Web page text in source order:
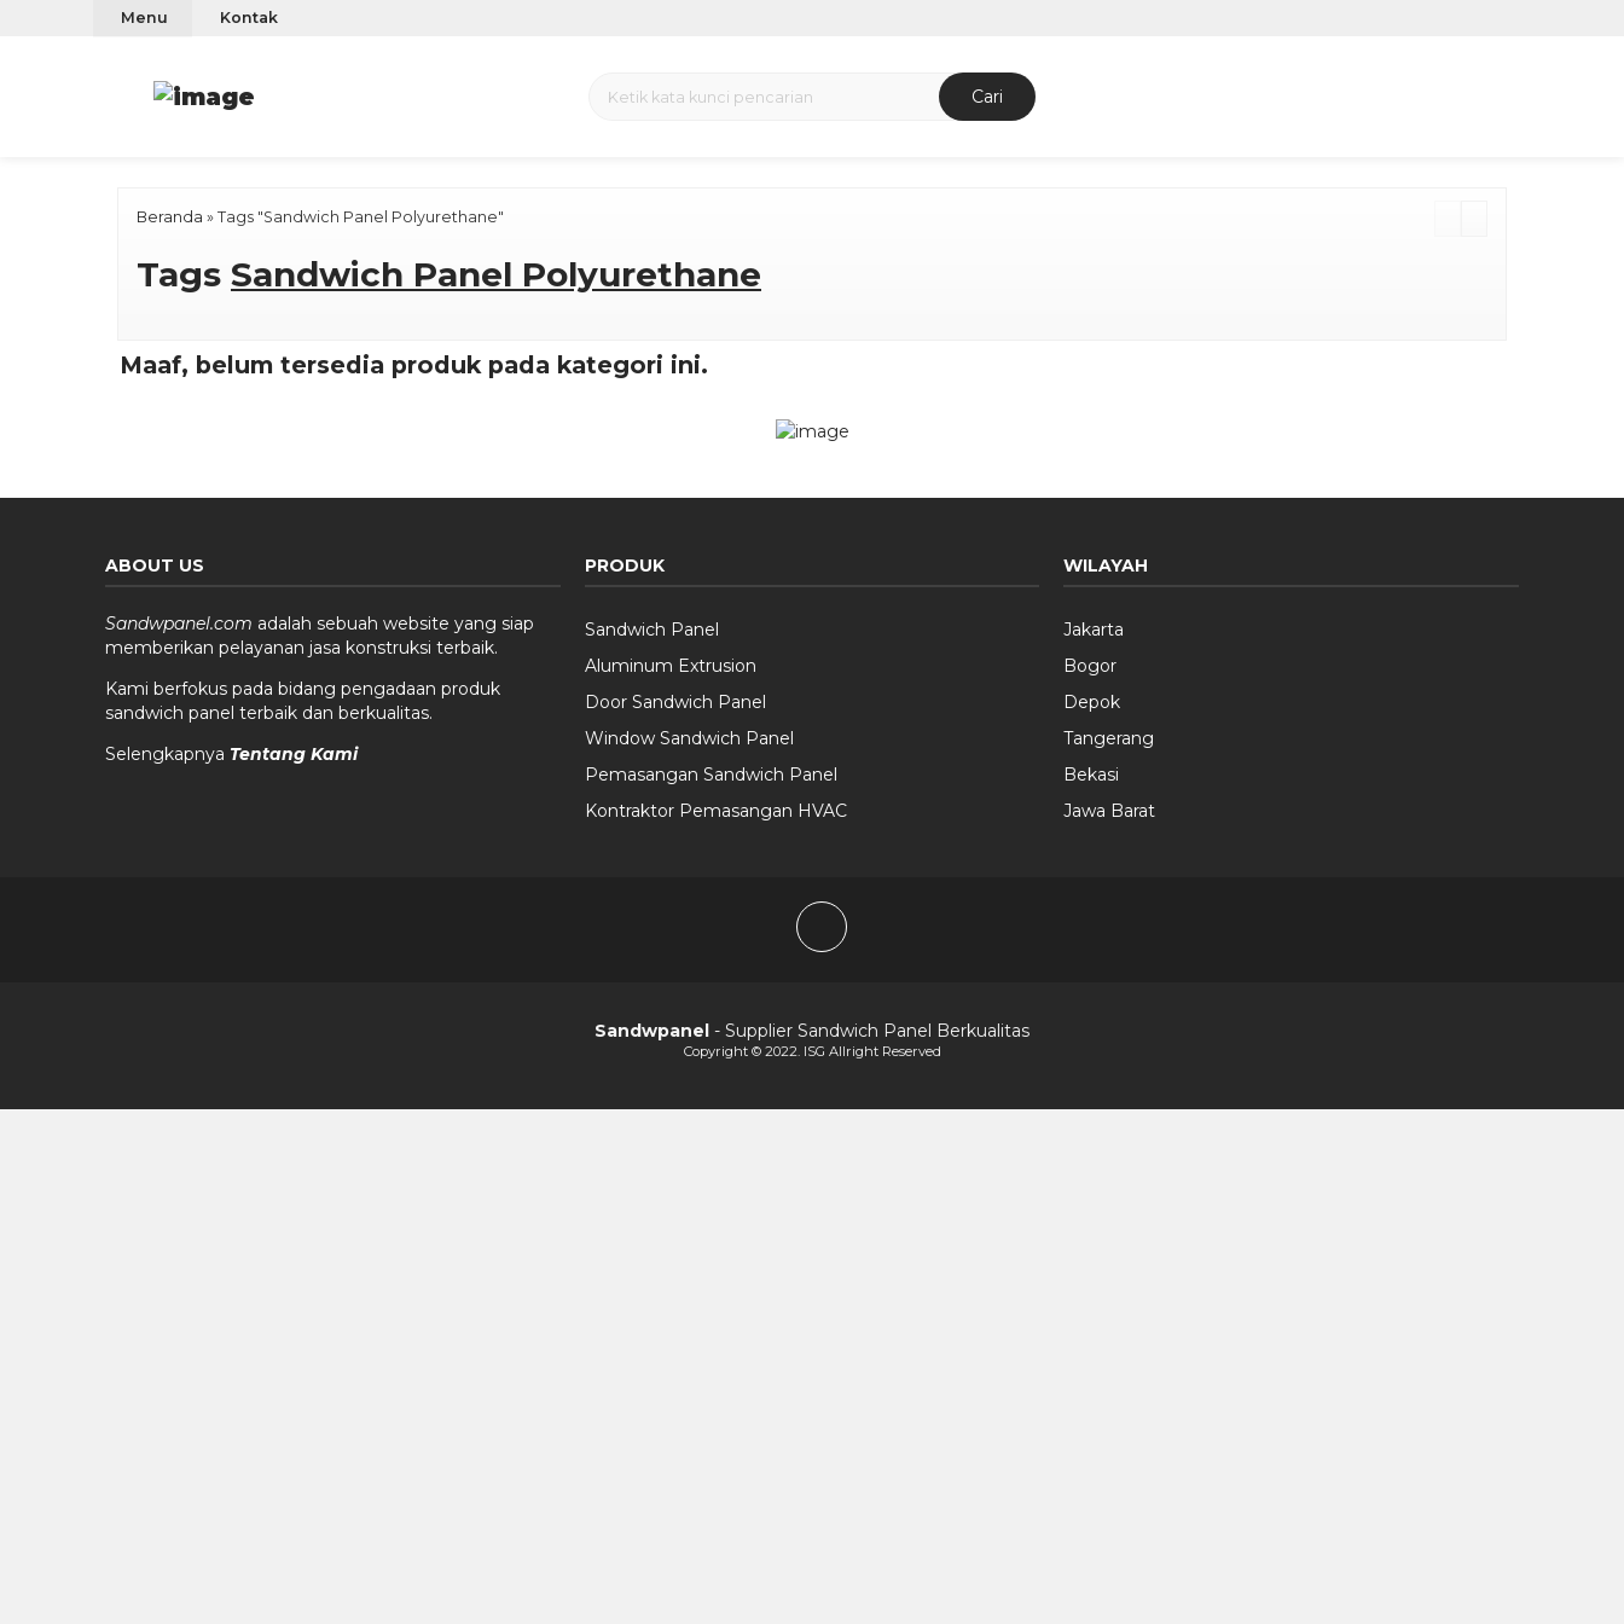
Menu Kontak
Cari
Beranda » Tags "Sandwich Panel Polyurethane"
Tags Sandwich Panel Polyurethane
Maaf, belum tersedia produk pada kategori ini.
ABOUT US
Sandwpanel.com adalah sebuah website yang siap
memberikan pelayanan jasa konstruksi terbaik.
Kami berfokus pada bidang pengadaan produk
sandwich panel terbaik dan berkualitas.
Selengkapnya Tentang Kami
PRODUK
Sandwich Panel
Aluminum Extrusion
Door Sandwich Panel
Window Sandwich Panel
Pemasangan Sandwich Panel
Kontraktor Pemasangan HVAC
WILAYAH
Jakarta
Bogor
Depok
Tangerang
Bekasi
Jawa Barat
Sandwpanel - Supplier Sandwich Panel Berkualitas
Copyright © 2022. ISG Allright Reserved